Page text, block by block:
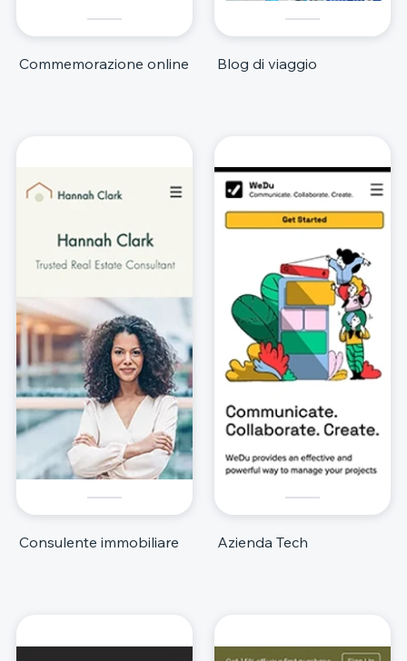
Commemorazione online Blog di viaggio
Consulente immobiliare Azienda Tech